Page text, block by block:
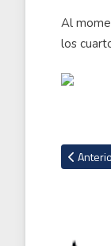
Al
los
Artículo